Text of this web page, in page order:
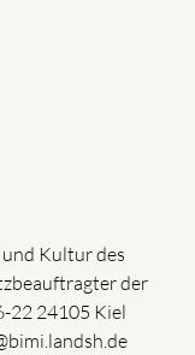
Kultur des
der
22 24105 Kiel